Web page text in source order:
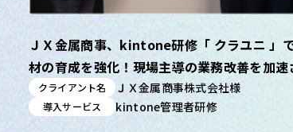
ＪＸ金属商事、kintone研修「 クラユニ 」
材の育成を強化！現場主導の業務改善を加速
クライアント名 ＪＸ金属商事株式会社様
導入サービス kintone管理者研修